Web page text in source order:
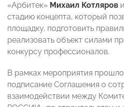
«Арбитек» Михаил Котляров
стадию концепта, который
площадку, подготовить
реализовать объект силами
конкурсу профессионалов.
В рамках мероприятия
подписание Соглашения о
взаимодействии между